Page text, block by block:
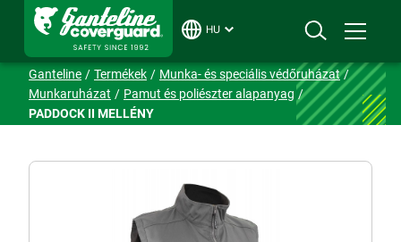
HU
Ganteline Termékek
Munka- és speciális védőruházat
Munkaruházat
Pamut és poliészter alapanyag
PADDOCK II MELLÉNY